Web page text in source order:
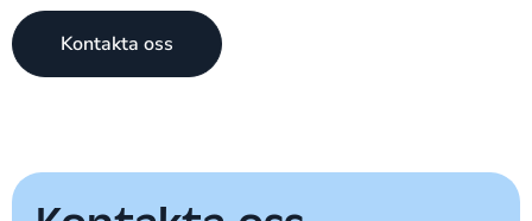
Kontakta oss